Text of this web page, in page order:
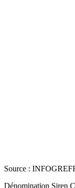
Source :
Dénomination Siren